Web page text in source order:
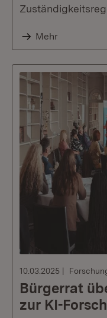
Mehr
10.03.2025
Bürgerrat
zur KI-